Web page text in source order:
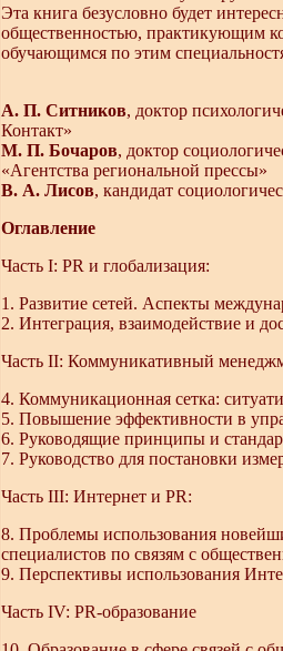
Эта книга безусловно будет
общественностью, практикующим
обучающимся по этим
А. П. Ситников, доктор
Контакт»
М. П. Бочаров, доктор
«Агентства региональной прессы»
В. А. Лисов, кандидат
Оглавление
Часть I: PR и глобализация:
1. Развитие сетей. Аспекты
2. Интеграция, взаимодействие и
Часть II: Коммуникативный
4. Коммуникационная сетка:
5. Повышение эффективности в
6. Руководящие принципы и
7. Руководство для постановки
Часть III: Интернет и PR:
8. Проблемы использования
специалистов по связям с
9. Перспективы использования
Часть IV: PR-образование